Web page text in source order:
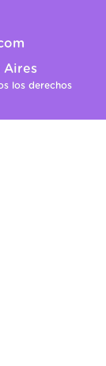
Aires
los derechos